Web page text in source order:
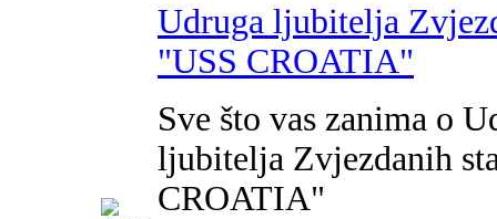
Udruga ljubitelja
"USS CROATIA"
Sve što vas zanima o
ljubitelja Zvjezdanih
CROATIA"